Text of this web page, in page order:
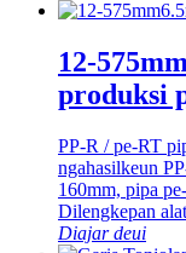
12-
produksi
PP-R / pe-RT
ngahasilkeun
160mm, pipa
Dilengkepan
Diajar deui